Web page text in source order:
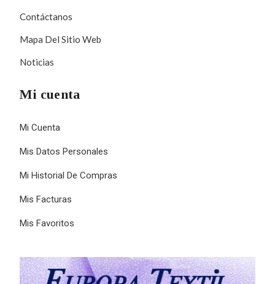
Contáctanos
Mapa Del Sitio Web
Noticias
Mi cuenta
Mi Cuenta
Mis Datos Personales
Mi Historial De Compras
Mis Facturas
Mis Favoritos